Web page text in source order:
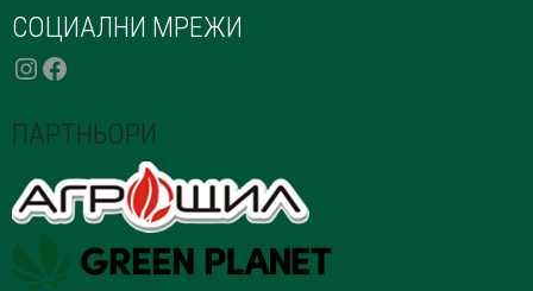
СОЦИАЛНИ МРЕЖИ
INSTAGRAM
FACEBOOK
ПАРТНЬОРИ